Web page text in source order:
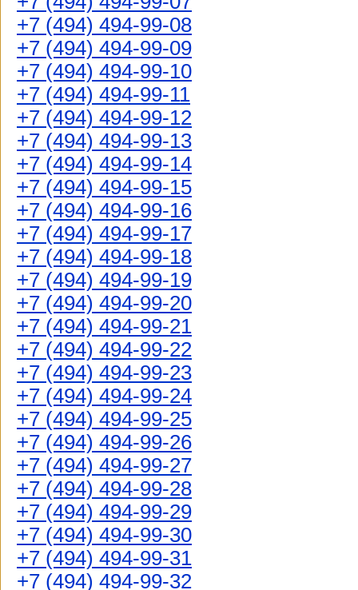
+7 (494) 494-99-08
+7 (494) 494-99-09
+7 (494) 494-99-10
+7 (494) 494-99-11
+7 (494) 494-99-12
+7 (494) 494-99-13
+7 (494) 494-99-14
+7 (494) 494-99-15
+7 (494) 494-99-16
+7 (494) 494-99-17
+7 (494) 494-99-18
+7 (494) 494-99-19
+7 (494) 494-99-20
+7 (494) 494-99-21
+7 (494) 494-99-22
+7 (494) 494-99-23
+7 (494) 494-99-24
+7 (494) 494-99-25
+7 (494) 494-99-26
+7 (494) 494-99-27
+7 (494) 494-99-28
+7 (494) 494-99-29
+7 (494) 494-99-30
+7 (494) 494-99-31
+7 (494) 494-99-32